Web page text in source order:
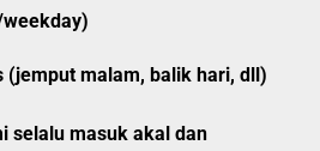
(jemput malam, balik hari, dll)
selalu masuk akal dan